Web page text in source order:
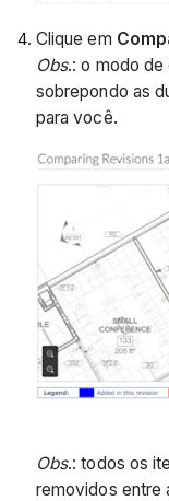
Clique em
Obs.: o modo de
sobrepondo as
para você.
Obs.: todos os
removidos entre